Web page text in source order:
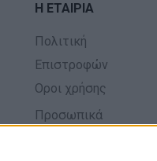
Η ΕΤΑΙΡΙΑ
Πολιτική
Επιστροφών
Οροι χρήσης
Προσωπικά